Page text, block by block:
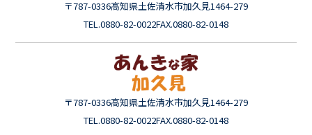
〒787-0336高知県土佐清水市加久見1464-279
TEL.0880-82-0022FAX.0880-82-0148
〒787-0336高知県土佐清水市加久見1464-279
TEL.0880-82-0022FAX.0880-82-0148